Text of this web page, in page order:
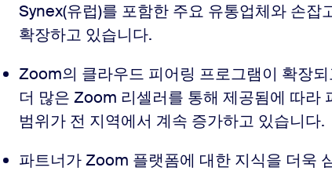
Synex(유럽)를 포함한 주요 유통업체와 손잡
확장하고 있습니다.
Zoom의 클라우드 피어링 프로그램이 확장
더 많은 Zoom 리셀러를 통해 제공됨에 따
범위가 전 지역에서 계속 증가하고 있습니다.
파트너가 Zoom 플랫폼에 대한 지식을 더욱